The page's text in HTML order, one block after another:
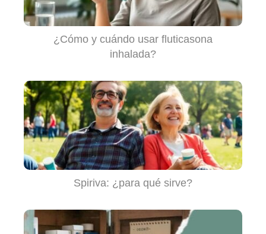
¿Cómo y cuándo usar fluticasona
inhalada?
Spiriva: ¿para qué sirve?